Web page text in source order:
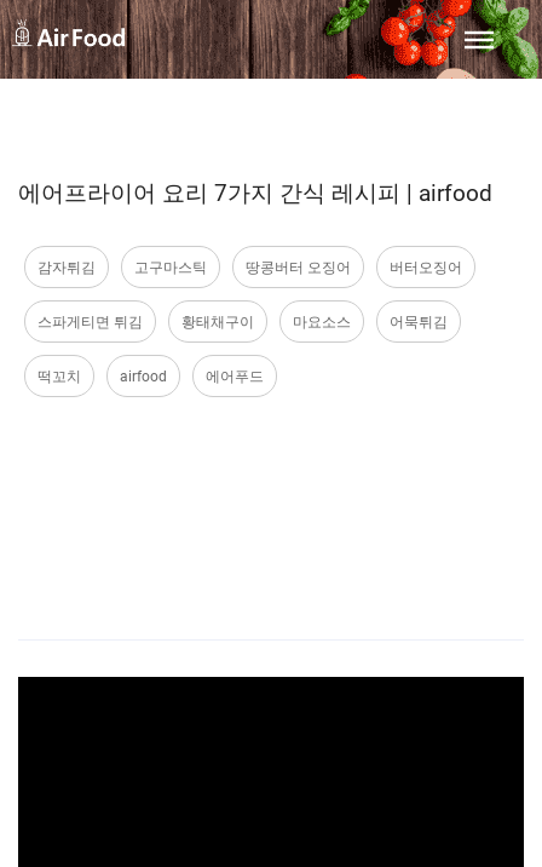
에어프라이어 요리 7가지 간식 레시피 | airfood
감자튀김 고구마스틱 땅콩버터 오징어 버터오징어
스파게티면 튀김 황태채구이 마요소스 어묵튀김
떡꼬치 airfood 에어푸드